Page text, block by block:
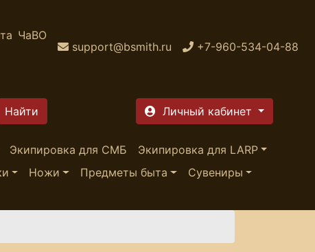
ЧаВО
support@bsmith.ru +7-960-534-04-88
Личный кабинет
Экипировка для СМБ
Экипировка для LARP
Ножи Предметы быта
Сувениры